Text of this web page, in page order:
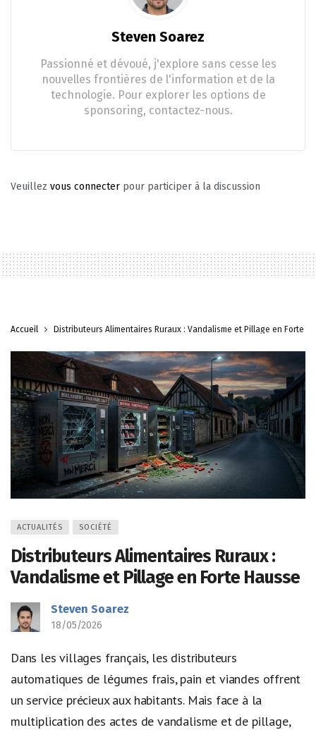
Steven Soarez
Passionné et dévoué, j'explore sans cesse les
nouvelles frontières de l'information et de la
technologie. Pour explorer les options de
sponsoring, contactez-nous.
Veuillez vous connecter pour participer à la discussion
Accueil Distributeurs Alimentaires Ruraux : Vandalisme et Pillage en Forte
ACTUALITÉS SOCIÉTÉ
Distributeurs Alimentaires Ruraux :
Vandalisme et Pillage en Forte Hausse
Steven Soarez
18/05/2026
Dans les villages français, les distributeurs
automatiques de légumes frais, pain et viandes offrent
un service précieux aux habitants. Mais face à la
multiplication des actes de vandalisme et de pillage,